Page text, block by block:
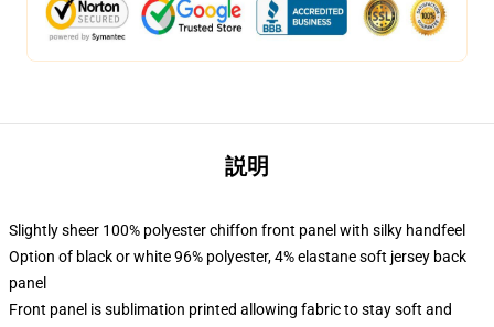
説明
Slightly sheer 100% polyester chiffon front panel with silky handfeel
Option of black or white 96% polyester, 4% elastane soft jersey back
panel
Front panel is sublimation printed allowing fabric to stay soft and